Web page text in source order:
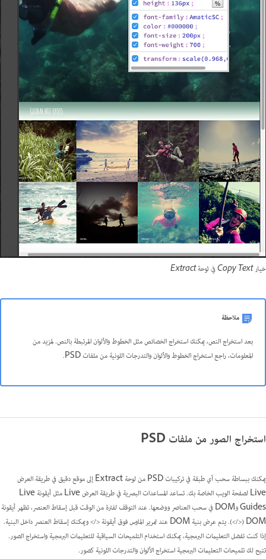
خيار Copy Text في لوحة Extract
ملاحظة
بعد استخراج النص، يمكنك استخراج الخصائص مثل الخطوط والألوان المرتبطة بالنص. لمزيد من
المعلومات، راجعاستخراج الخطوط والألوان والتدرجات اللونية من ملفات PSD.
استخراج الصور من ملفات PSD
يمكنك ببساطة سحب أي طبقة في تركيبات PSD من لوحة Extract إلى موقع دقيق في طريقة العرض
Live لصفحة الويب الخاصة بك. تساعد المساعدات البصرية في طريقة العرض Live مثل أيقونة Live
Guides وDOM في سحب العناصر ووضعها. عند التوقف لفترة من الوقت قبل إسقاط العنصر، تظهر أيقونة
DOM (</>). يتم عرض بنية DOM عند تمرير الماوس فوق أيقونة </> ويمكنك إسقاط العنصر داخل البنية.
إذا كنت تفضل التعليمات البرمجية، يمكنك استخدام التلميحات السياقية للتعليمات البرمجية واستخراج الصور.
تتيح لك تلميحات التعليمات البرمجية استخراج الألوان والتدرجات اللونية كصور.